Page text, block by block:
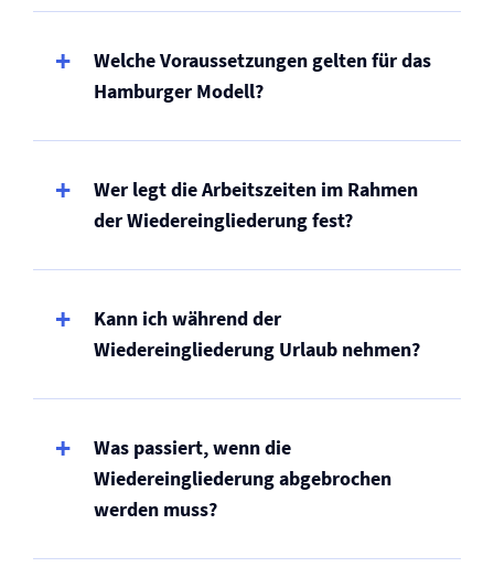
Welche Voraussetzungen gelten für das
Hamburger Modell?
Wer legt die Arbeitszeiten im Rahmen
der Wiedereingliederung fest?
Kann ich während der
Wiedereingliederung Urlaub nehmen?
Was passiert, wenn die
Wiedereingliederung abgebrochen
werden muss?